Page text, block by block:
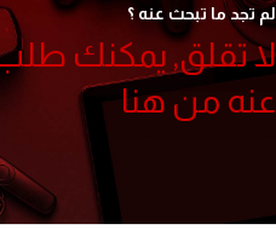
لم تجد ما تبحث عنه ؟
لا تقلق, يمكنك طلب
عنه من هنا